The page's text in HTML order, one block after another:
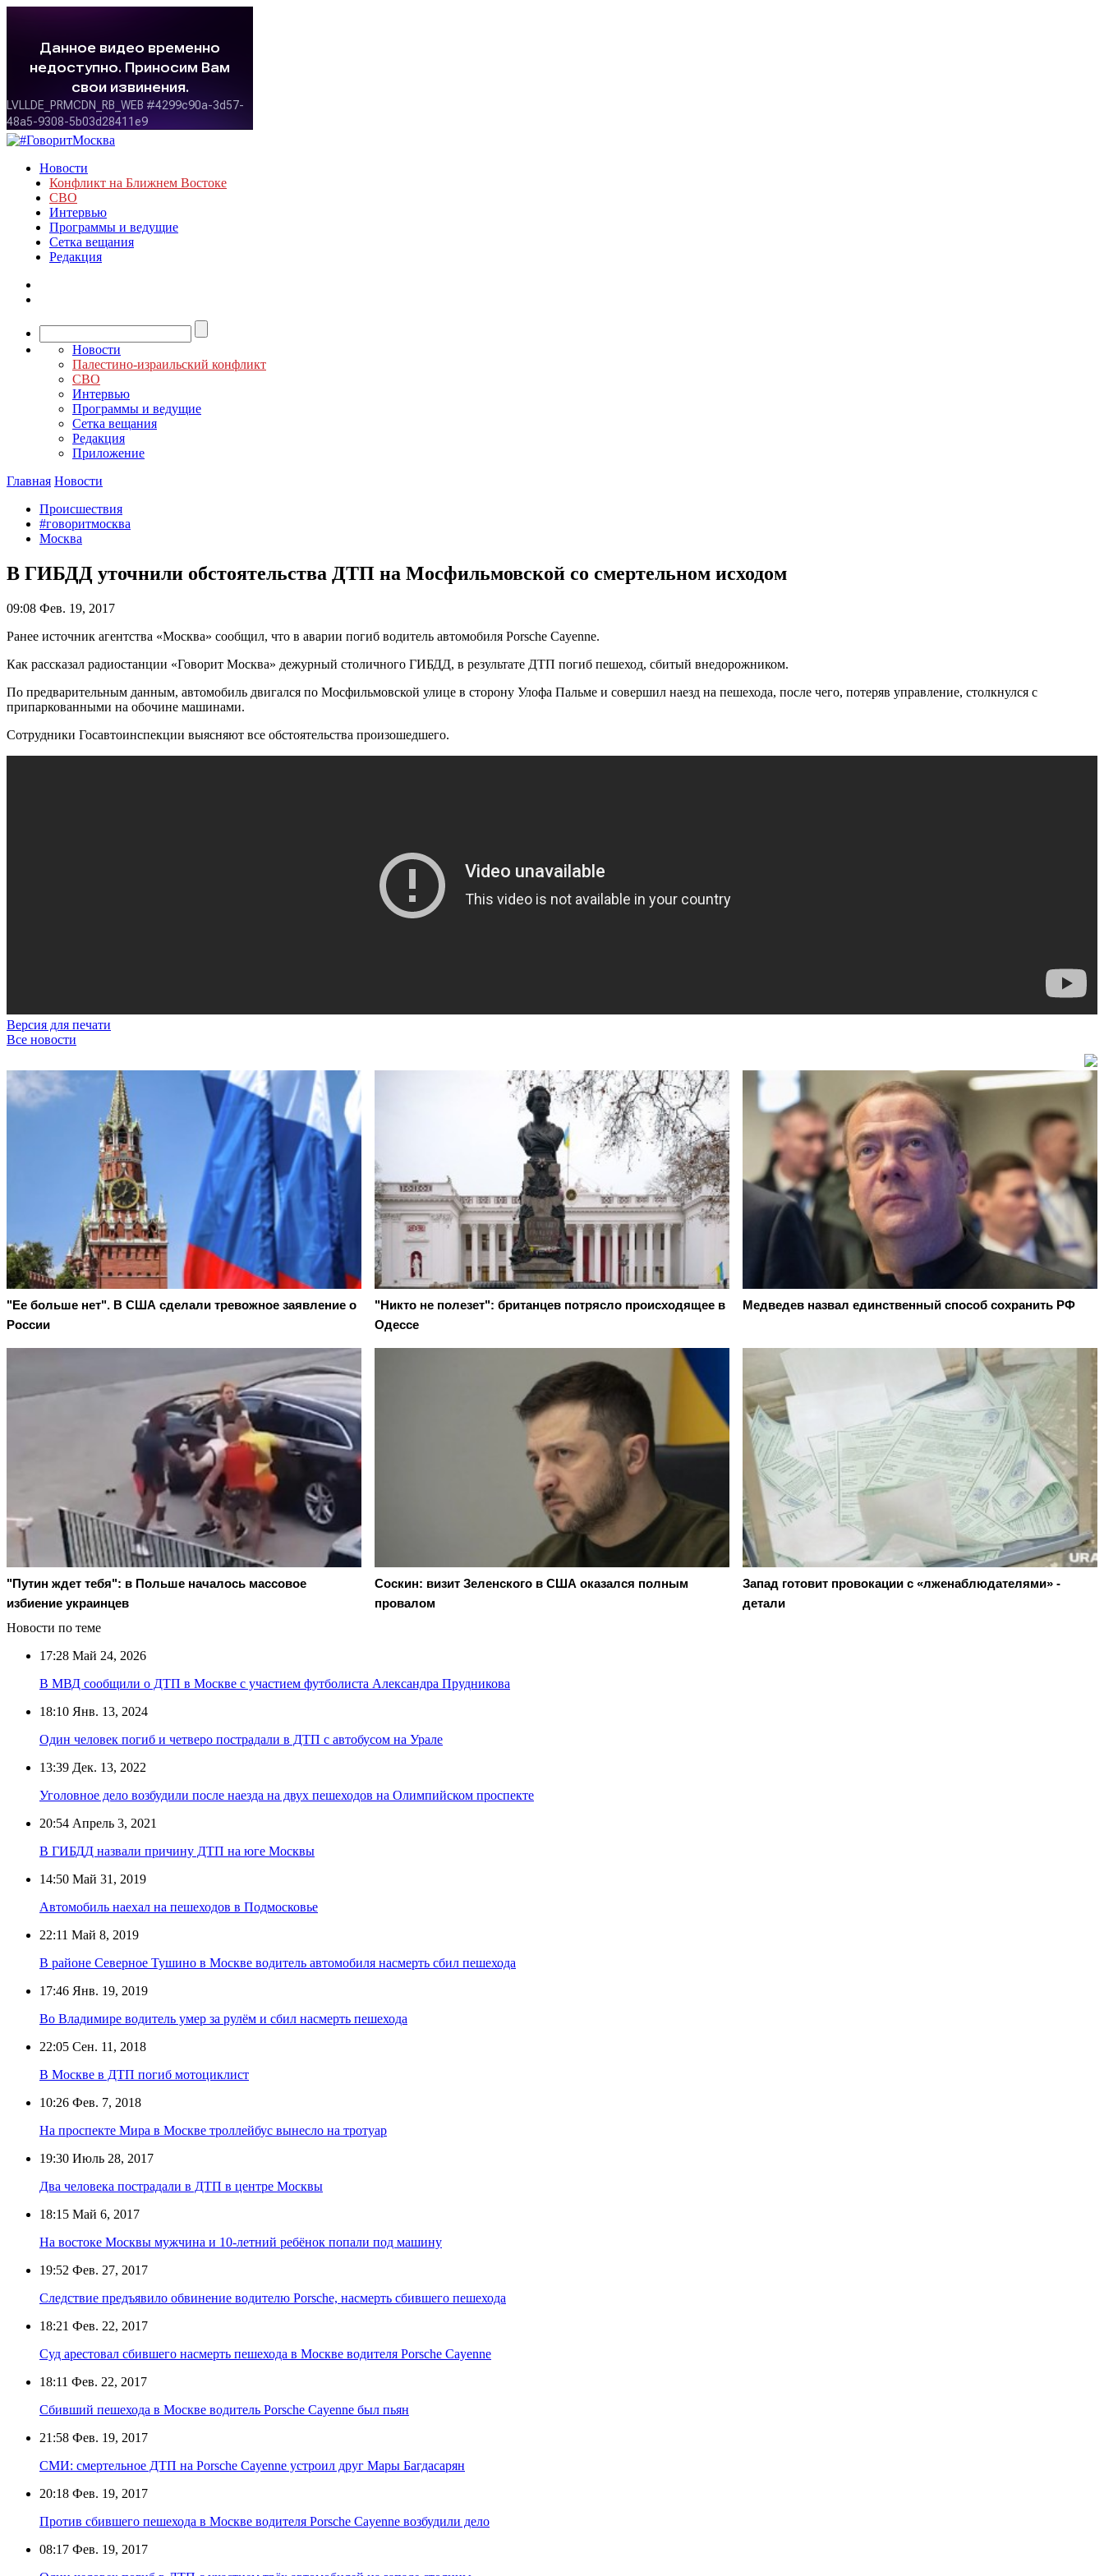
Новости
Конфликт на Ближнем Востоке
СВО
Интервью
Программы и ведущие
Сетка вещания
Редакция
Новости
Палестино-израильский конфликт
СВО
Интервью
Программы и ведущие
Сетка вещания
Редакция
Приложение
Главная Новости
Происшествия
#говоритмосква
Москва
В ГИБДД уточнили обстоятельства ДТП на Мосфильмовской со смертельном исходом
09:08 Фев. 19, 2017
Ранее источник агентства «Москва» сообщил, что в аварии погиб водитель автомобиля Porsche Cayenne.
Как рассказал радиостанции «Говорит Москва» дежурный столичного ГИБДД, в результате ДТП погиб пешеход, сбитый внедорожником.
По предварительным данным, автомобиль двигался по Мосфильмовской улице в сторону Улофа Пальме и совершил наезд на пешехода, после чего, потеряв управление, столкнулся с
припаркованными на обочине машинами.
Сотрудники Госавтоинспекции выясняют все обстоятельства произошедшего.
Версия для печати
Все новости
"Ее больше нет". В США сделали тревожное заявление о
России
"Никто не полезет": британцев потрясло происходящее в
Одессе
Медведев назвал единственный способ сохранить РФ
"Путин ждет тебя": в Польше началось массовое
избиение украинцев
Соскин: визит Зеленского в США оказался полным
провалом
Запад готовит провокации с «лженаблюдателями» -
детали
Новости по теме
17:28 Май 24, 2026
В МВД сообщили о ДТП в Москве с участием футболиста Александра Прудникова
18:10 Янв. 13, 2024
Один человек погиб и четверо пострадали в ДТП с автобусом на Урале
13:39 Дек. 13, 2022
Уголовное дело возбудили после наезда на двух пешеходов на Олимпийском проспекте
20:54 Апрель 3, 2021
В ГИБДД назвали причину ДТП на юге Москвы
14:50 Май 31, 2019
Автомобиль наехал на пешеходов в Подмосковье
22:11 Май 8, 2019
В районе Северное Тушино в Москве водитель автомобиля насмерть сбил пешехода
17:46 Янв. 19, 2019
Во Владимире водитель умер за рулём и сбил насмерть пешехода
22:05 Сен. 11, 2018
В Москве в ДТП погиб мотоциклист
10:26 Фев. 7, 2018
На проспекте Мира в Москве троллейбус вынесло на тротуар
19:30 Июль 28, 2017
Два человека пострадали в ДТП в центре Москвы
18:15 Май 6, 2017
На востоке Москвы мужчина и 10-летний ребёнок попали под машину
19:52 Фев. 27, 2017
Следствие предъявило обвинение водителю Porsche, насмерть сбившего пешехода
18:21 Фев. 22, 2017
Суд арестовал сбившего насмерть пешехода в Москве водителя Porsche Cayenne
18:11 Фев. 22, 2017
Сбивший пешехода в Москве водитель Porsche Cayenne был пьян
21:58 Фев. 19, 2017
СМИ: смертельное ДТП на Porsche Cayenne устроил друг Мары Багдасарян
20:18 Фев. 19, 2017
Против сбившего пешехода в Москве водителя Porsche Cayenne возбудили дело
08:17 Фев. 19, 2017